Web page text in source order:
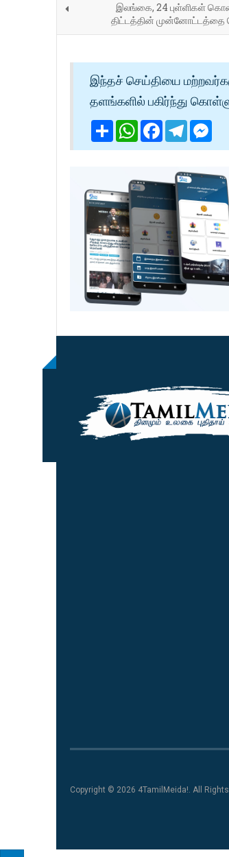
இலங்கை, 24 புள்ளிகள்
திட்டத்தின் முன்னோட்டத்தை
இந்தச் செய்தியை
தளங்களில் பகிர்ந்து
ShareWhatsApp
Facebook
Copyright © 2026 4TamilMeida!. All